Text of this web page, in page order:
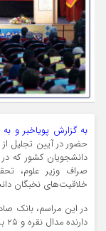
به گزارش پویاخبر و
حضور در آیین تجلیل
دانشجویان کشور که
صراف وزیر علوم،
خلاقیت‌های نخبگان
دارنده مدال نقره و ۲۵ برگزیده مدال برنز تجلیل به‌عمل آورد.